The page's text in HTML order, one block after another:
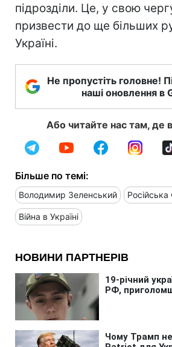
підрозділи. Це, у свою
призвести до ще більших
Україні.
Не пропустіть головне!
наші оновлення в
Або читайте нас там, де
Більше по темі:
Володимир Зеленський
Війна в Україні